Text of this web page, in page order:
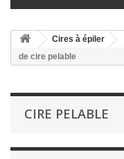
Cires à épiler
de cire pelable
CIRE PELABLE